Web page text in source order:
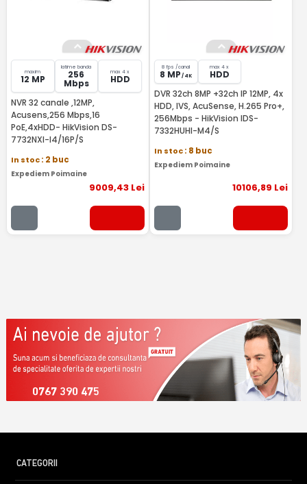
maxim
12 MP
latime banda
256
Mbps
max 4 x
HDD
NVR 32 canale ,12MP,
Acusens,256 Mbps,16
PoE,4xHDD- HikVision DS-
7732NXI-I4/16P/S
In stoc: 2 buc
Expediem Poimaine
9009,43Lei
8 fps /canal
8 MP / 4K
max 4 x
HDD
DVR 32ch 8MP +32ch IP 12MP, 4x
HDD, IVS, AcuSense, H.265 Pro+,
256Mbps - HikVision IDS-
7332HUHI-M4/S
In stoc: 8 buc
Expediem Poimaine
10106,89 Lei
0767 390 475
CATEGORII